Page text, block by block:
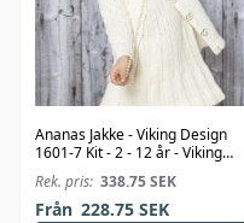
Ananas Jakke - Viking Design
1601-7 Kit - 2 - 12 år - Viking
Bjørk
Rek. pris: 338.75SEK
Från 228.75SEK